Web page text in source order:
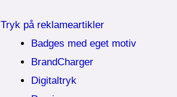
Tryk på reklameartikler
Badges med eget motiv
BrandCharger
Digitaltryk